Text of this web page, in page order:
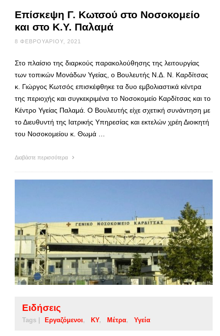
Επίσκεψη Γ. Κωτσού στο Νοσοκομείο
και στο Κ.Υ. Παλαμά
8 ΦΕΒΡΟΥΑΡΊΟΥ, 2021
Στο πλαίσιο της διαρκούς παρακολούθησης της λειτουργίας
των τοπικών Μονάδων Υγείας, ο Βουλευτής Ν.Δ. Ν. Καρδίτσας
κ. Γιώργος Κωτσός επισκέφθηκε τα δυο εμβολιαστικά κέντρα
της περιοχής και συγκεκριμένα το Νοσοκομείο Καρδίτσας και το
Κέντρο Υγείας Παλαμά. Ο Βουλευτής είχε σχετική συνάντηση με
το Διευθυντή της Ιατρικής Υπηρεσίας και εκτελών χρέη Διοικητή
του Νοσοκομείου κ. Θωμά …
Διαβάστε περισσότερα
Ειδήσεις
Tags | Εργαζόμενοι ΚΥ Μέτρα Υγεία